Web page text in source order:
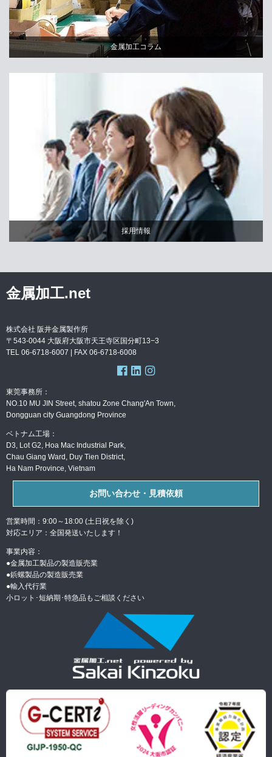
金属加工コラム
採用情報
金属加工.net
株式会社 阪井金属製作所
〒543-0044 大阪府大阪市天王寺区国分町13−3
TEL 06-6718-6007 | FAX 06-6718-6008
東莞事務所：
NO.10 MU JIN Street, shatou Zone Chang'An Town,
Dongguan city Guangdong Province
ベトナム工場：
D3, Lot G2, Hoa Mac Industrial Park,
Chau Giang Ward, Duy Tien District,
Ha Nam Province, Vietnam
お問い合わせ・見積依頼
営業時間：9:00～18:00 (土日祝を除く)
対応エリア：全国発送いたします！
事業内容：
●金属加工製品の製造販売業
●鋲螺製品の製造販売業
●輸入代行業
小ロット･短納期･特急品もご相談ください